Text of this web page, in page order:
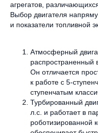
агрегатов,
Выбор двигателя
и показатели топливной
Атмосферный
распространенный
Он отличается
к работе с 5-
ступенчатым
Турбированный
л.с. и работает в
роботизированной